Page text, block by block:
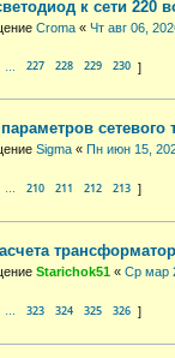
к сети 220
Croma « Чт авг 06,
227 228 229 230
сетевого
Sigma « Пн июн 15,
… 210 211 212 213
Starichok51 « Ср мар
… 323 324 325 326